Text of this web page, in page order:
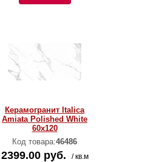
Керамогранит Italica
Amiata Polished White
60х120
Код товара:46486
2399.00 руб. / кв.м